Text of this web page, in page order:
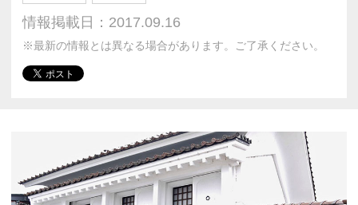
情報掲載日：2017.09.16
※最新の情報とは異なる場合があります。ご了承ください。